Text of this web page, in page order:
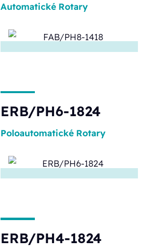
Automatické Rotary
ERB/PH6-1824
Poloautomatické Rotary
ERB/PH4-1824